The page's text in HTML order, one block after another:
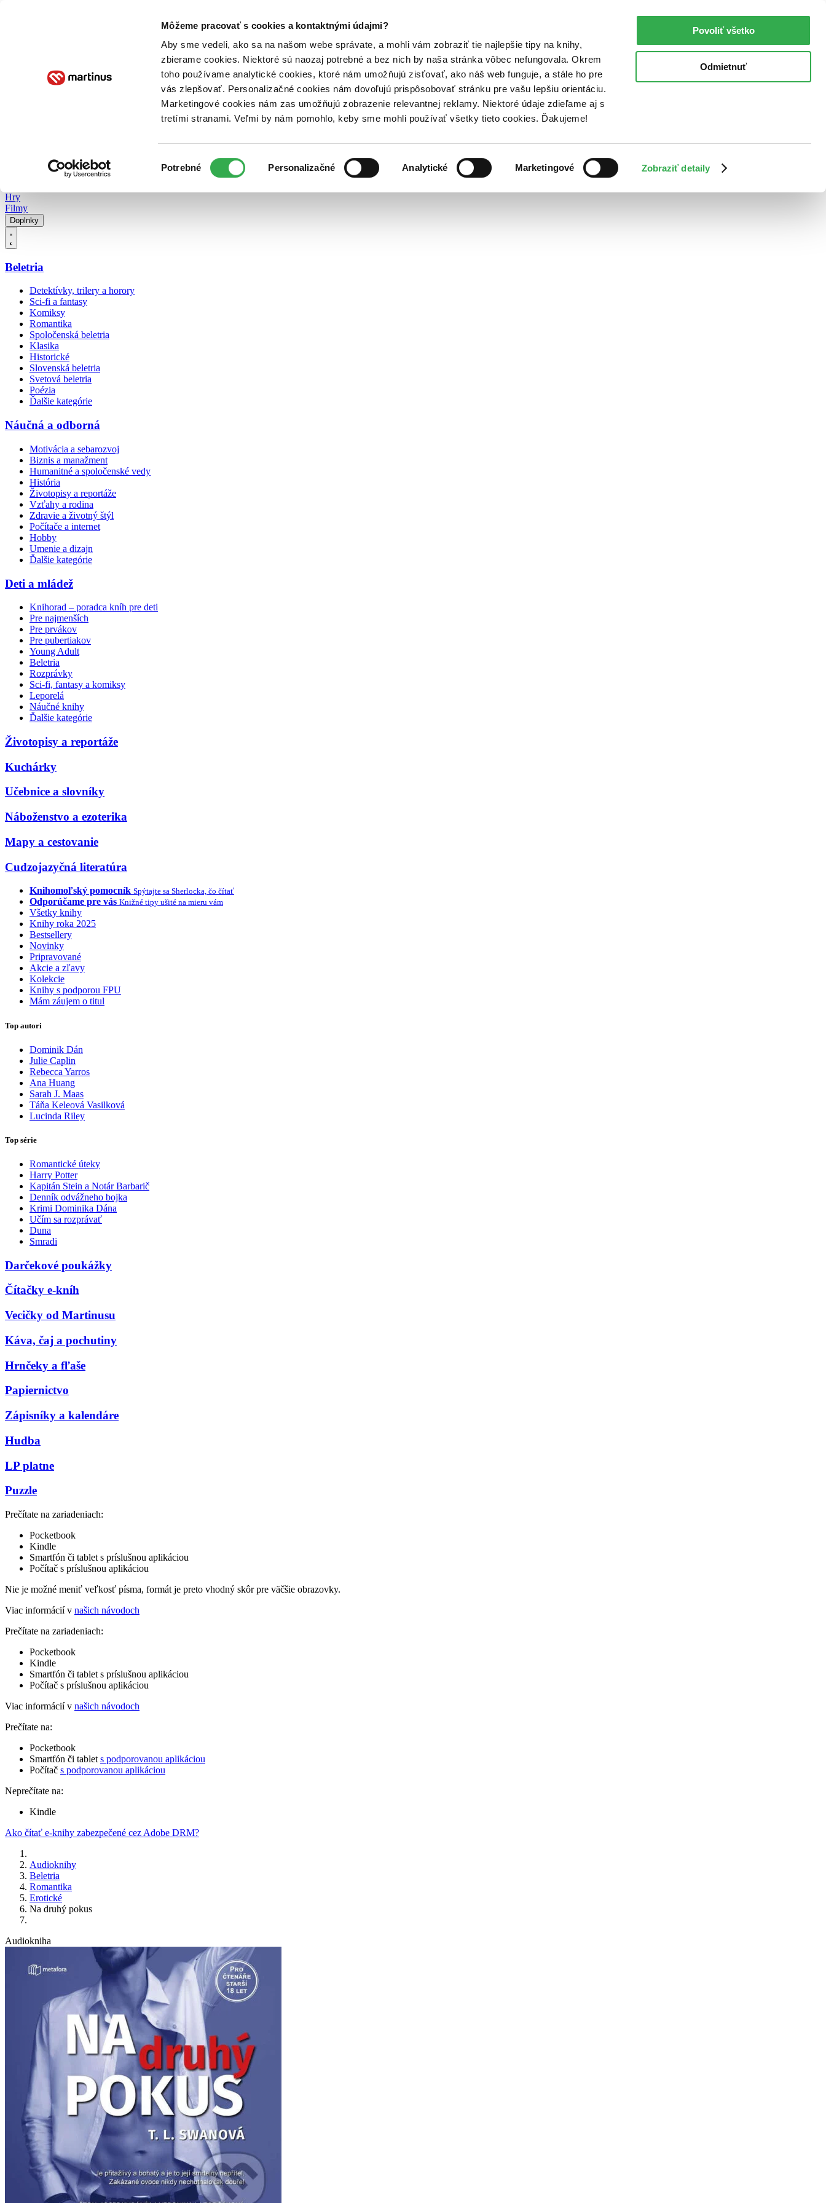
Môžeme pracovať s cookies a kontaktnými údajmi?
Aby sme vedeli, ako sa na našom webe správate, a mohli vám zobraziť tie najlepšie tipy na knihy,
zbierame cookies. Niektoré sú naozaj potrebné a bez nich by naša stránka vôbec nefungovala. Okrem
toho používame analytické cookies, ktoré nám umožňujú zisťovať, ako náš web funguje, a stále ho pre
vás zlepšovať. Personalizačné cookies nám dovoľujú prispôsobovať stránku pre vašu lepšiu orientáciu.
Marketingové cookies nám zas umožňujú zobrazenie relevantnej reklamy. Niektoré údaje zdieľame aj s
tretími stranami. Veľmi by nám pomohlo, keby sme mohli používať všetky tieto cookies. Ďakujeme!
súhlasu
Potrebné Personalizačné Analytické Marketingové Zobraziť detaily
Povoliť všetko
Odmietnuť
Poukážky Kontakt
Hry
Filmy
Doplnky
Beletria
Detektívky, trilery a horory
Sci-fi a fantasy
Komiksy
Romantika
Spoločenská beletria
Klasika
Historické
Slovenská beletria
Svetová beletria
Poézia
Ďalšie kategórie
Náučná a odborná
Motivácia a sebarozvoj
Biznis a manažment
Humanitné a spoločenské vedy
História
Životopisy a reportáže
Vzťahy a rodina
Zdravie a životný štýl
Počítače a internet
Hobby
Umenie a dizajn
Ďalšie kategórie
Deti a mládež
Knihorad – poradca kníh pre deti
Pre najmenších
Pre prvákov
Pre pubertiakov
Young Adult
Beletria
Rozprávky
Sci-fi, fantasy a komiksy
Leporelá
Náučné knihy
Ďalšie kategórie
Životopisy a reportáže
Kuchárky
Učebnice a slovníky
Náboženstvo a ezoterika
Mapy a cestovanie
Cudzojazyčná literatúra
Knihomoľský pomocník Spýtajte sa Sherlocka, čo čítať
Odporúčame pre vás Knižné tipy ušité na mieru vám
Všetky knihy
Knihy roka 2025
Bestsellery
Novinky
Pripravované
Akcie a zľavy
Kolekcie
Knihy s podporou FPU
Mám záujem o titul
Top autori
Dominik Dán
Julie Caplin
Rebecca Yarros
Ana Huang
Sarah J. Maas
Táňa Keleová Vasilková
Lucinda Riley
Top série
Romantické úteky
Harry Potter
Kapitán Stein a Notár Barbarič
Denník odvážneho bojka
Krimi Dominika Dána
Učím sa rozprávať
Duna
Smradi
Darčekové poukážky
Čítačky e-kníh
Vecičky od Martinusu
Káva, čaj a pochutiny
Hrnčeky a fľaše
Papiernictvo
Zápisníky a kalendáre
Hudba
LP platne
Puzzle
Prečítate na zariadeniach:
Pocketbook
Kindle
Smartfón či tablet s príslušnou aplikáciou
Počítač s príslušnou aplikáciou
Nie je možné meniť veľkosť písma, formát je preto vhodný skôr pre väčšie obrazovky.
Viac informácií v našich návodoch
Prečítate na zariadeniach:
Pocketbook
Kindle
Smartfón či tablet s príslušnou aplikáciou
Počítač s príslušnou aplikáciou
Viac informácií v našich návodoch
Prečítate na:
Pocketbook
Smartfón či tablet s podporovanou aplikáciou
Počítač s podporovanou aplikáciou
Neprečítate na:
Kindle
Ako čítať e-knihy zabezpečené cez Adobe DRM?
Audioknihy
Beletria
Romantika
Erotické
Na druhý pokus
Audiokniha